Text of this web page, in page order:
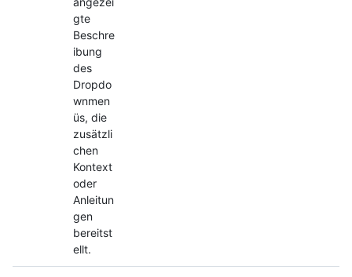
gte
Beschre
ibung
des
Dropdo
wnmen
üs, die
zusätzli
chen
Kontext
oder
Anleitun
gen
bereitst
ellt.